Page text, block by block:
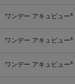
ワンデー アキュビュー®
ワンデー アキュビュー®
ワンデー アキュビュー®